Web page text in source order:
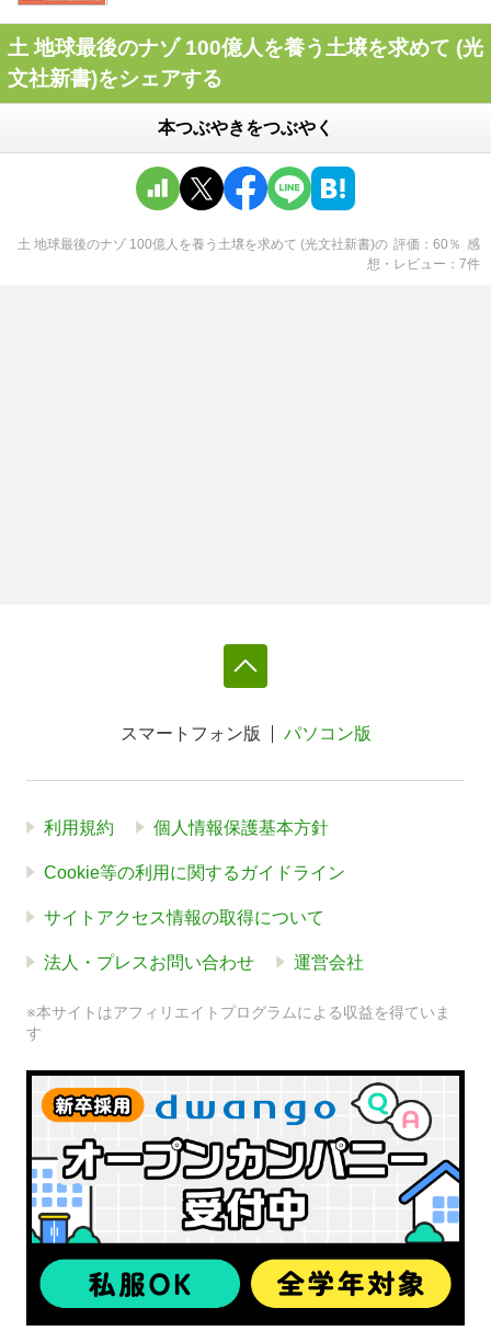
土 地球最後のナゾ 100億人を養う土壌を求めて (光
文社新書)をシェアする
本つぶやきをつぶやく
土 地球最後のナゾ 100億人を養う土壌を求めて (光文社新書)の 評価 60 ％ 感
想・レビュー
7件
スマートフォン版 パソコン版
利用規約 個人情報保護基本方針
Cookie等の利用に関するガイドライン
サイトアクセス情報の取得について
法人・プレスお問い合わせ 運営会社
※本サイトはアフィリエイトプログラムによる収益を得ていま
す